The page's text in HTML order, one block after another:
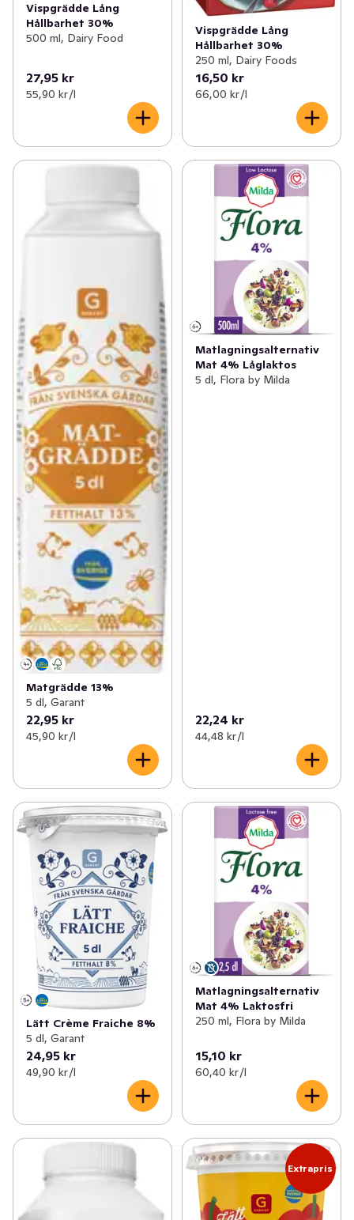
Vispgrädde Lång
Hållbarhet 30%
500 ml, Dairy Food
27,95 kr
55,90 kr /l
Vispgrädde Lång
Hållbarhet 30%
250 ml, Dairy Foods
16,50 kr
66,00 kr /l
Matgrädde 13%
5 dl, Garant
22,95 kr
45,90 kr /l
Matlagningsalternativ
Mat 4% Låglaktos
5 dl, Flora by Milda
22,24 kr
44,48 kr /l
Lätt Crème Fraiche 8%
5 dl, Garant
24,95 kr
49,90 kr /l
Matlagningsalternativ
Mat 4% Laktosfri
250 ml, Flora by Milda
15,10 kr
60,40 kr /l
Extrapris